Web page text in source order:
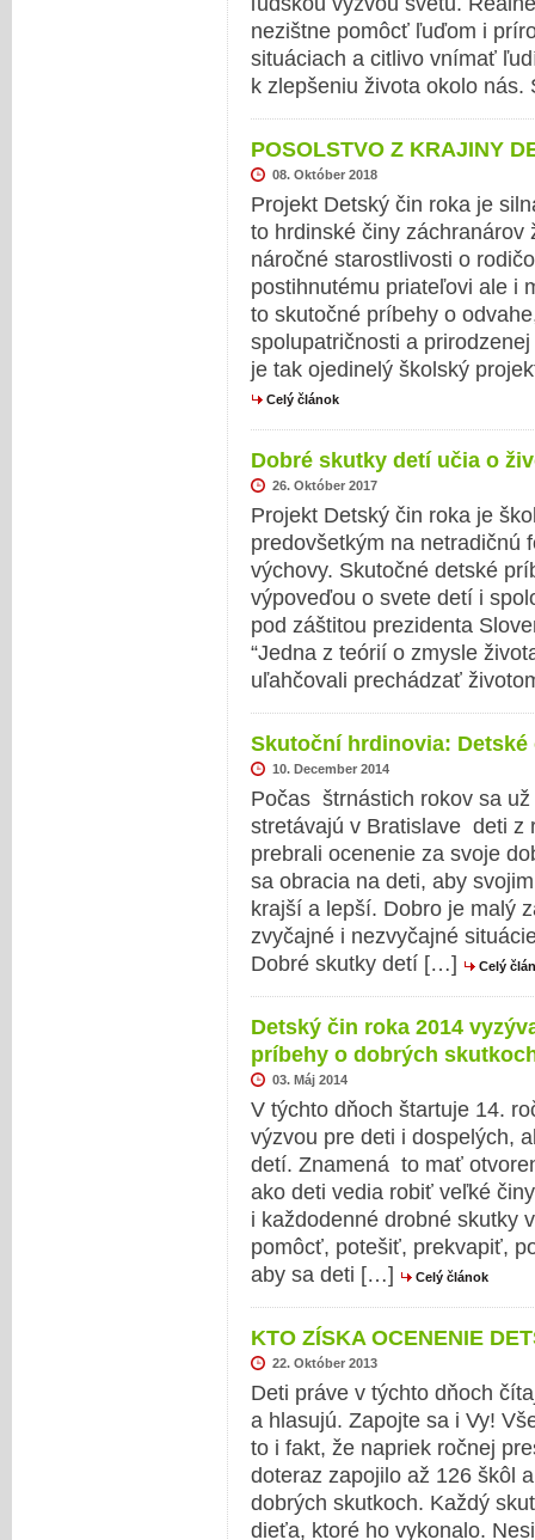
nezištne pomôcť ľuďom i
situáciach a citlivo vnímať
k zlepšeniu života okolo
POSOLSTVO Z KRAJINY
08. Október 2018
Projekt Detský čin roka je
to hrdinské činy
náročné starostlivosti o
postihnutému priateľovi ale i
to skutočné príbehy o
spolupatričnosti a
je tak ojedinelý školský
Celý článok
Dobré skutky detí učia o
26. Október 2017
Projekt Detský čin roka je
predovšetkým na netradičnú
výchovy. Skutočné detské
výpoveďou o svete detí i
pod záštitou prezidenta
“Jedna z teórií o zmysle
uľahčovali prechádzať
Skutoční hrdinovia: Detské
10. December 2014
Počas štrnástich rokov sa
stretávajú v Bratislave deti z
prebrali ocenenie za svoje
sa obracia na deti, aby
krajší a lepší. Dobro je malý
zvyčajné i nezvyčajné
Dobré skutky detí […]
Celý
Detský čin roka 2014
príbehy o dobrých
03. Máj 2014
V týchto dňoch štartuje 14.
výzvou pre deti i dospelých,
detí. Znamená to mať
ako deti vedia robiť veľké
i každodenné drobné skutky
pomôcť, potešiť, prekvapiť,
aby sa deti […]
Celý článok
KTO ZÍSKA OCENENIE
22. Október 2013
Deti práve v týchto dňoch
a hlasujú. Zapojte sa i Vy!
to i fakt, že napriek ročnej
doteraz zapojilo až 126 škôl
dobrých skutkoch. Každý
dieťa, ktoré ho vykonalo.